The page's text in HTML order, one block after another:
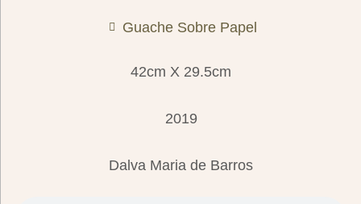
Guache Sobre Papel
42cm X 29.5cm
2019
Dalva Maria de Barros